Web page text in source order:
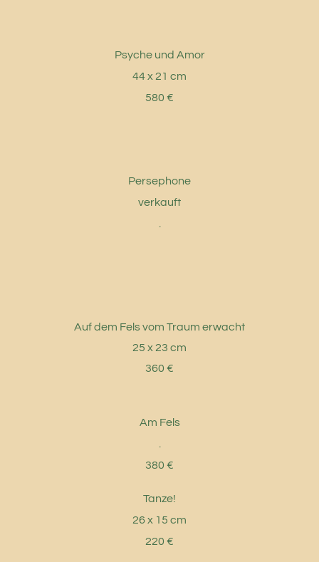
Psyche und Amor
44 x 21 cm
580 €
Persephone
verkauft
Auf dem Fels vom Traum erwacht
25 x 23 cm
360 €
Am Fels
380 €
Tanze!
26 x 15 cm
220 €